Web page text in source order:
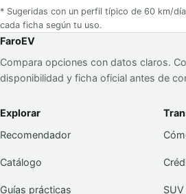
* Sugeridas con un perfil típico de 60 km/
cada ficha según tu uso.
FaroEV
Compara opciones con datos claros.
disponibilidad y ficha oficial antes de
Explorar
Recomendador
Catálogo
Guías prácticas